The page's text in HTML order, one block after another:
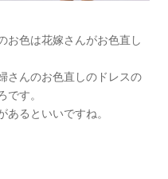
お色は花嫁さんがお色直し
さんのお色直しのドレスの
です。
るといいですね。